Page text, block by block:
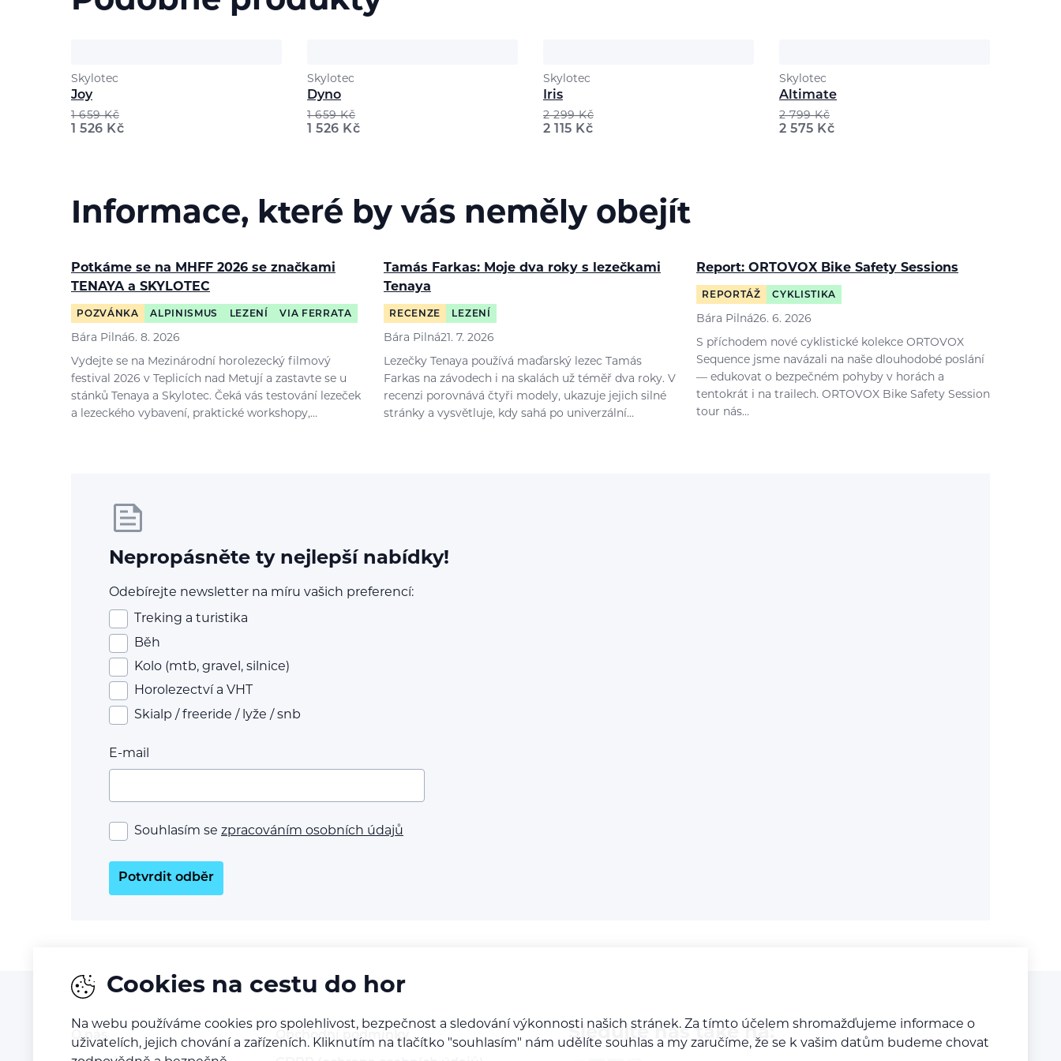
Skylotec
Joy
1 659Kč
1 526 Kč
Skylotec
Dyno
1 659Kč
1 526 Kč
Skylotec
Iris
2 299Kč
2 115 Kč
Skylotec
Altimate
2 799Kč
2 575 Kč
Informace, které by vás neměly obejít
Potkáme se na MHFF 2026 se značkami
TENAYA a SKYLOTEC
POZVÁNKA ALPINISMUS LEZENÍ VIA FERRATA
Bára Pilná6. 8. 2026
Vydejte se na Mezinárodní horolezecký filmový
festival 2026 v Teplicích nad Metují a zastavte se u
stánků Tenaya a Skylotec. Čeká vás testování lezeček
a lezeckého vybavení, praktické workshopy,…
Tamás Farkas: Moje dva roky s lezečkami
Tenaya
RECENZE LEZENÍ
Bára Pilná21. 7. 2026
Lezečky Tenaya používá maďarský lezec Tamás
Farkas na závodech i na skalách už téměř dva roky. V
recenzi porovnává čtyři modely, ukazuje jejich silné
stránky a vysvětluje, kdy sahá po univerzální…
Report: ORTOVOX Bike Safety Sessions
REPORTÁŽ CYKLISTIKA
Bára Pilná26. 6. 2026
S příchodem nové cyklistické kolekce ORTOVOX
Sequence jsme navázali na naše dlouhodobé poslání
— edukovat o bezpečném pohyby v horách a
tentokrát i na trailech. ORTOVOX Bike Safety Session
tour nás…
Nepropásněte ty nejlepší nabídky!
Odebírejte newsletter na míru vašich preferencí:
Treking a turistika
Běh
Kolo (mtb, gravel, silnice)
Horolezectví a VHT
Skialp / freeride / lyže / snb
E-mail
Souhlasím se zpracováním osobních údajů
Potvrdit odběr
O nás Obchodní podmínky Sledujte nás také na:
Cookies na cestu do hor
Na webu používáme cookies pro spolehlivost, bezpečnost a sledování výkonnosti našich stránek. Za tímto účelem shromažďujeme informace o
uživatelích, jejich chování a zařízeních. Kliknutím na tlačítko "souhlasím" nám udělíte souhlas a my zaručíme, že se k vašim datům budeme chovat